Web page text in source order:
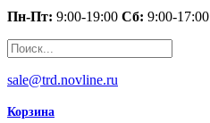
Пн-Пт: 9:00-19:00 Сб: 9:00-17:00
sale@trd.novline.ru
Корзина